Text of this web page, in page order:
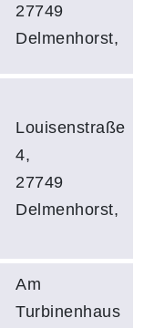
27749
Delmenhorst,
Louisenstraße
4,
27749
Delmenhorst,
Am
Turbinenhaus